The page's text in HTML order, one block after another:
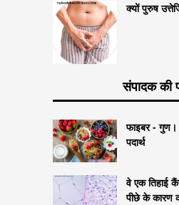
क्यों पुरुष
संपादक की
फाइबर - गुण।
पदार्थ
वे एक तिहाई
पीछे के कारण